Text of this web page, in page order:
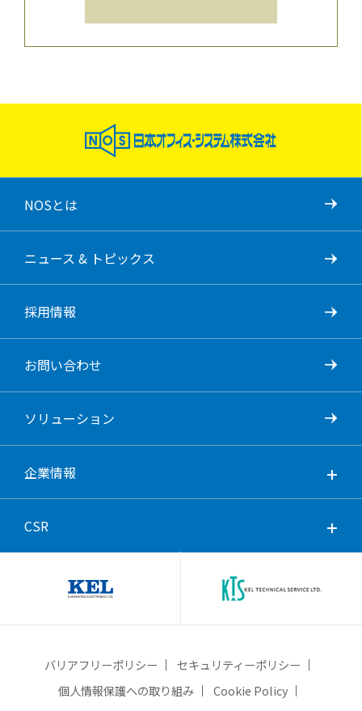
NOSとは
ニュース & トピックス
採用情報
お問い合わせ
ソリューション
企業情報
CSR
バリアフリーポリシー
セキュリティーポリシー
個人情報保護への取り組み
Cookie Policy